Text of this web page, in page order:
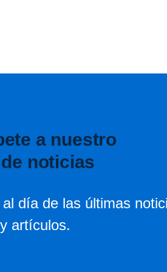
a nuestro
noticias
día de las últimas
artículos.